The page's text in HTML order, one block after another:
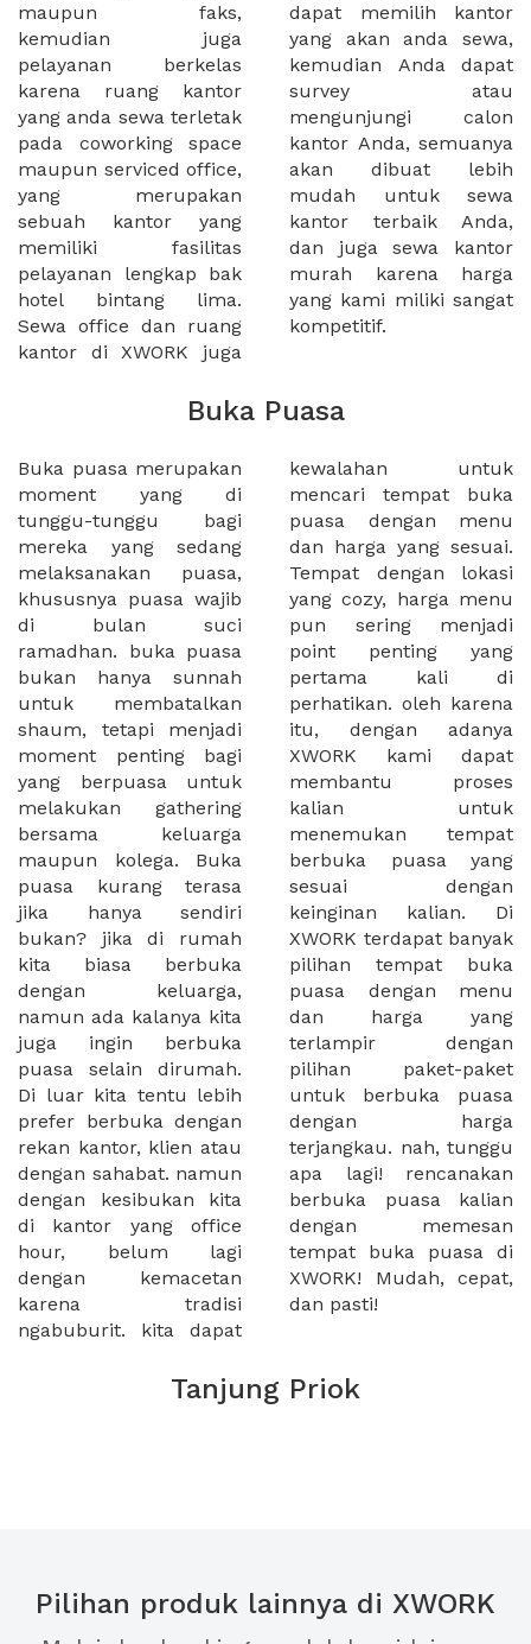
maupun faks,
kemudian juga
pelayanan berkelas
karena ruang kantor
yang anda sewa terletak
pada coworking space
maupun serviced office,
yang merupakan
sebuah kantor yang
memiliki fasilitas
pelayanan lengkap bak
hotel bintang lima.
Sewa office dan ruang
kantor di XWORK juga
dapat memilih kantor
yang akan anda sewa,
kemudian Anda dapat
survey atau
mengunjungi calon
kantor Anda, semuanya
akan dibuat lebih
mudah untuk sewa
kantor terbaik Anda,
dan juga sewa kantor
murah karena harga
yang kami miliki sangat
kompetitif.
Buka Puasa
Buka puasa merupakan
moment yang di
tunggu-tunggu bagi
mereka yang sedang
melaksanakan puasa,
khususnya puasa wajib
di bulan suci
ramadhan. buka puasa
bukan hanya sunnah
untuk membatalkan
shaum, tetapi menjadi
moment penting bagi
yang berpuasa untuk
melakukan gathering
bersama keluarga
maupun kolega. Buka
puasa kurang terasa
jika hanya sendiri
bukan? jika di rumah
kita biasa berbuka
dengan keluarga,
namun ada kalanya kita
juga ingin berbuka
puasa selain dirumah.
Di luar kita tentu lebih
prefer berbuka dengan
rekan kantor, klien atau
dengan sahabat. namun
dengan kesibukan kita
di kantor yang office
hour, belum lagi
dengan kemacetan
karena tradisi
ngabuburit. kita dapat
kewalahan untuk
mencari tempat buka
puasa dengan menu
dan harga yang sesuai.
Tempat dengan lokasi
yang cozy, harga menu
pun sering menjadi
point penting yang
pertama kali di
perhatikan. oleh karena
itu, dengan adanya
XWORK kami dapat
membantu proses
kalian untuk
menemukan tempat
berbuka puasa yang
sesuai dengan
keinginan kalian. Di
XWORK terdapat banyak
pilihan tempat buka
puasa dengan menu
dan harga yang
terlampir dengan
pilihan paket-paket
untuk berbuka puasa
dengan harga
terjangkau. nah, tunggu
apa lagi! rencanakan
berbuka puasa kalian
dengan memesan
tempat buka puasa di
XWORK! Mudah, cepat,
dan pasti!
Tanjung Priok
Pilihan produk lainnya di XWORK